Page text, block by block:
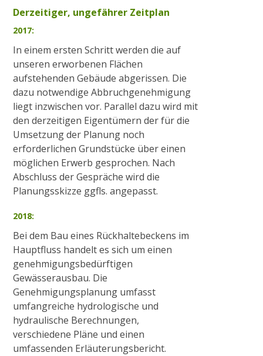
Derzeitiger, ungefährer Zeitplan
2017:
In einem ersten Schritt werden die auf
unseren erworbenen Flächen
aufstehenden Gebäude abgerissen. Die
dazu notwendige Abbruchgenehmigung
liegt inzwischen vor. Parallel dazu wird mit
den derzeitigen Eigentümern der für die
Umsetzung der Planung noch
erforderlichen Grundstücke über einen
möglichen Erwerb gesprochen. Nach
Abschluss der Gespräche wird die
Planungsskizze ggfls. angepasst.
2018:
Bei dem Bau eines Rückhaltebeckens im
Hauptfluss handelt es sich um einen
genehmigungsbedürftigen
Gewässerausbau. Die
Genehmigungsplanung umfasst
umfangreiche hydrologische und
hydraulische Berechnungen,
verschiedene Pläne und einen
umfassenden Erläuterungsbericht.